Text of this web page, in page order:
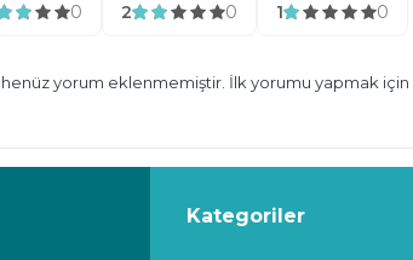
0 2 0 1 0
henüz yorum eklenmemiştir. İlk yorumu yapmak için
Kategoriler